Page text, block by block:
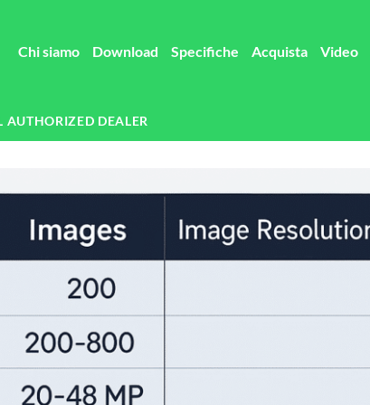
Chi siamo Download Specifiche Acquista Video
AUTHORIZED DEALER